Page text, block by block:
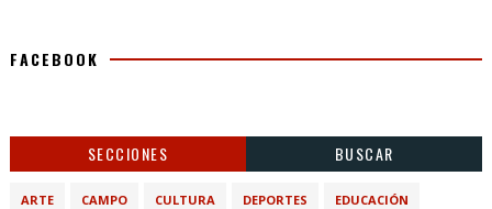
FACEBOOK
SECCIONES BUSCAR
ARTE CAMPO CULTURA DEPORTES EDUCACIÓN